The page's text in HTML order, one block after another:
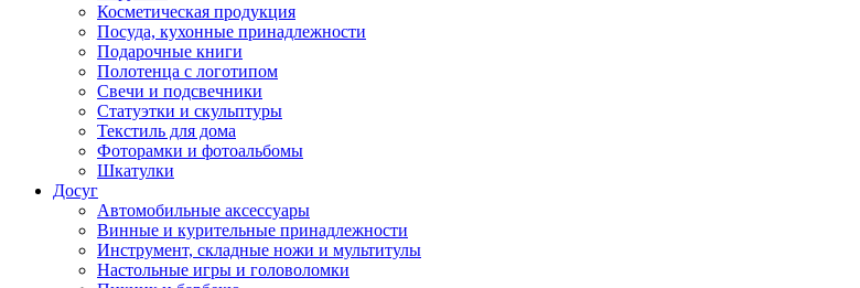
Косметическая продукция
Посуда, кухонные принадлежности
Подарочные книги
Полотенца с логотипом
Свечи и подсвечники
Статуэтки и скульптуры
Текстиль для дома
Фоторамки и фотоальбомы
Шкатулки
Досуг
Автомобильные аксессуары
Винные и курительные принадлежности
Инструмент, складные ножи и мультитулы
Настольные игры и головоломки